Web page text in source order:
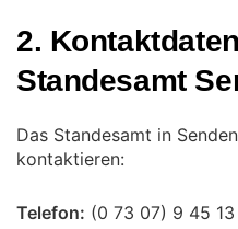
2.
Standesamt
Das Standesamt in
kontaktieren:
Telefon: